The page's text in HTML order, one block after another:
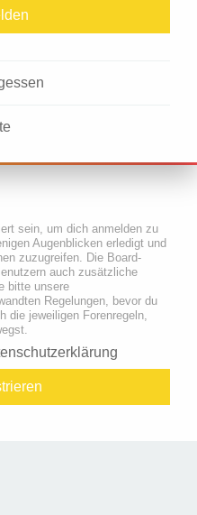
sein, um dich anmelden zu
Augenblicken erledigt und
zuzugreifen. Die Board-
auch zusätzliche
bitte unsere
Regelungen, bevor du
die jeweiligen Forenregeln,